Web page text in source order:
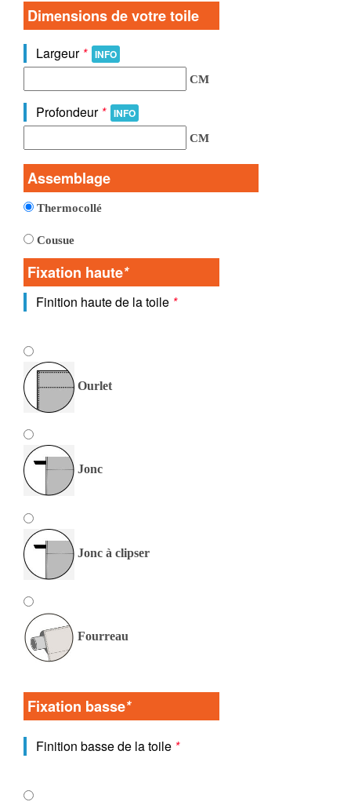
Dimensions de votre toile
Largeur * INFO
CM
Profondeur * INFO
CM
Assemblage
Thermocollé
Cousue
Fixation haute*
Finition haute de la toile *
Ourlet
Jonc
Jonc à clipser
Fourreau
Fixation basse*
Finition basse de la toile *